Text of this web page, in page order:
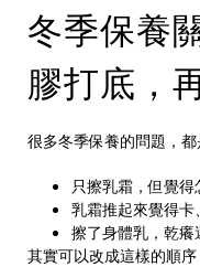
冬季保養
膠打底，
很多冬季保養的問題，
只擦乳霜，但覺得
乳霜推起來覺得卡
擦了身體乳，乾癢
其實可以改成這樣的順序